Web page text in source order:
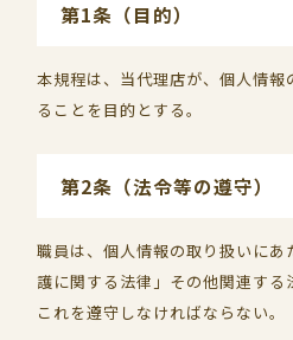
第1条（目的）
本規程は、当代理店が、個人情
ることを目的とする。
第2条（法令等の遵守）
職員は、個人情報の取り扱いに
護に関する法律」その他関連する
これを遵守しなければならない。